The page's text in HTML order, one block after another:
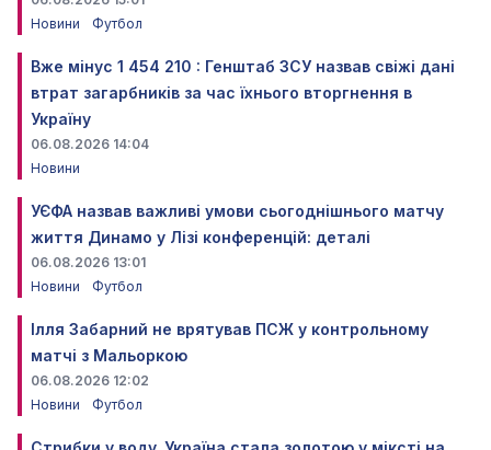
Новини
Футбол
Вже мінус 1 454 210 : Генштаб ЗСУ назвав свіжі дані
втрат загарбників за час їхнього вторгнення в
Україну
06.08.2026 14:04
Новини
УЄФА назвав важливі умови сьогоднішнього матчу
життя Динамо у Лізі конференцій: деталі
06.08.2026 13:01
Новини
Футбол
Ілля Забарний не врятував ПСЖ у контрольному
матчі з Мальоркою
06.08.2026 12:02
Новини
Футбол